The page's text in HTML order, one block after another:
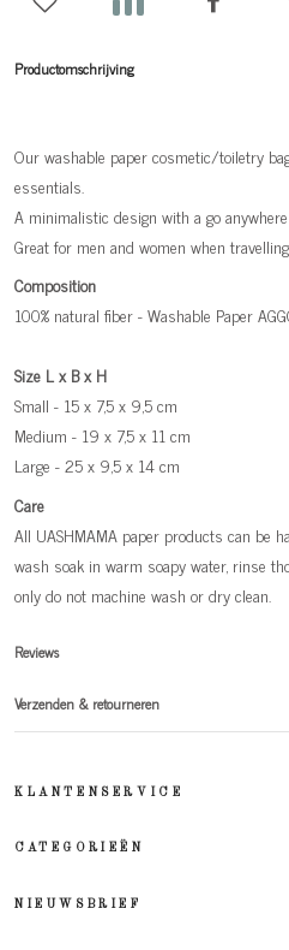
Productomschrijving
Our washable paper cosmetic/toiletry
essentials.
A minimalistic design with a go
Great for men and women when
Composition
100% natural fiber - Washable Paper
Size L x B x H
Small - 15 x 7,5 x 9,5 cm
Medium - 19 x 7,5 x 11 cm
Large - 25 x 9,5 x 14 cm
Care
All UASHMAMA paper products can be
wash soak in warm soapy water, rinse
only do not machine wash or dry clean.
Reviews
Verzenden & retourneren
KLANTENSERVICE
CATEGORIEËN
NIEUWSBRIEF